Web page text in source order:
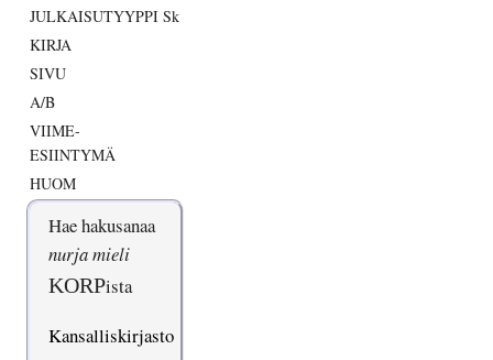
JULKAISUTYYPPI Sk
KIRJA
SIVU
A/B
VIIME-
ESIINTYMÄ
HUOM
Hae hakusanaa
nurja mieli
KORPista
Kansalliskirjasto